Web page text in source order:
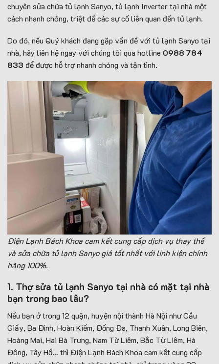
chuyên sửa chữa tủ lạnh Sanyo, tủ lạnh Inverter tại nhà một
cách nhanh chóng, triệt để các sự cố liên quan đến tủ lạnh.
Do đó, nếu Quý khách đang gặp vấn đề với tủ lạnh Sanyo tại
nhà, hãy liên hệ ngay với chúng tôi qua hotline 0988 784
833 để được hỗ trợ nhanh chóng và tận tình.
Điện Lạnh Bách Khoa cam kết cung cấp dịch vụ thay thế
và sửa chữa tủ lạnh Sanyo giá tốt nhất với linh kiện chính
hãng 100%.
1. Thợ sửa tủ lạnh Sanyo tại nhà có mặt tại nhà
bạn trong bao lâu?
Nếu bạn ở trong 12 quận, huyện nội thành Hà Nội như Cầu
Giấy, Ba Đình, Hoàn Kiếm, Đống Đa, Thanh Xuân, Long Biên,
Hoàng Mai, Hai Bà Trưng, Nam Từ Liêm, Bắc Từ Liêm, Hà
Đông, Tây Hồ… thì Điện Lạnh Bách Khoa cam kết cung cấp